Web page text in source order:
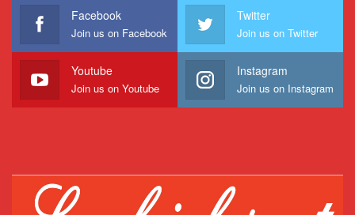
Facebook
Join us on Facebook
Twitter
Join us on Twitter
Youtube
Join us on Youtube
Instagram
Join us on Instagram